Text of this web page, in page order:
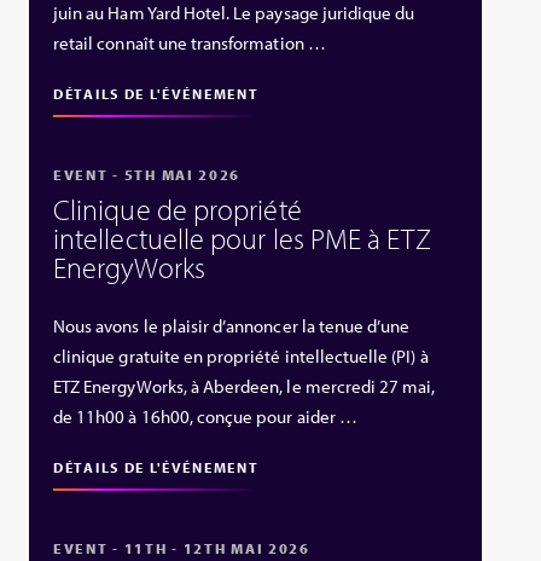
juin au Ham Yard Hotel. Le paysage juridique du
retail connaît une transformation …
DÉTAILS DE L'ÉVÉNEMENT
EVENT - 5TH MAI 2026
Clinique de propriété
intellectuelle pour les PME à ETZ
EnergyWorks
Nous avons le plaisir d’annoncer la tenue d’une
clinique gratuite en propriété intellectuelle (PI) à
ETZ EnergyWorks, à Aberdeen, le mercredi 27 mai,
de 11h00 à 16h00, conçue pour aider …
DÉTAILS DE L'ÉVÉNEMENT
EVENT - 11TH - 12TH MAI 2026